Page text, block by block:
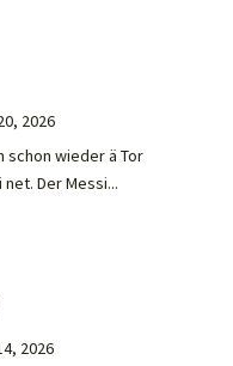
2026
schon wieder ä Tor
Der Messi...
2026